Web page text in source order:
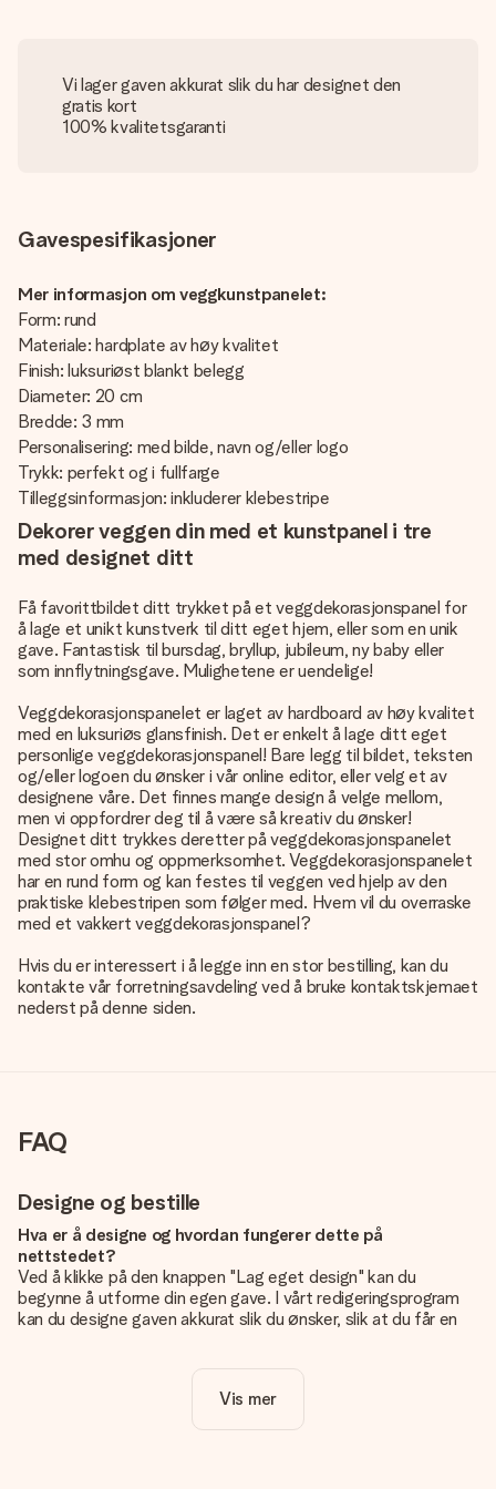
Vi lager gaven akkurat slik du har designet den
gratis kort
100% kvalitetsgaranti
Gavespesifikasjoner
Mer informasjon om veggkunstpanelet:
Form: rund
Materiale: hardplate av høy kvalitet
Finish: luksuriøst blankt belegg
Diameter: 20 cm
Bredde: 3 mm
Personalisering: med bilde, navn og/eller logo
Trykk: perfekt og i fullfarge
Tilleggsinformasjon: inkluderer klebestripe
Dekorer veggen din med et kunstpanel i tre
med designet ditt
Få favorittbildet ditt trykket på et veggdekorasjonspanel for
å lage et unikt kunstverk til ditt eget hjem, eller som en unik
gave. Fantastisk til bursdag, bryllup, jubileum, ny baby eller
som innflytningsgave. Mulighetene er uendelige!
Veggdekorasjonspanelet er laget av hardboard av høy kvalitet
med en luksuriøs glansfinish. Det er enkelt å lage ditt eget
personlige veggdekorasjonspanel! Bare legg til bildet, teksten
og/eller logoen du ønsker i vår online editor, eller velg et av
designene våre. Det finnes mange design å velge mellom,
men vi oppfordrer deg til å være så kreativ du ønsker!
Designet ditt trykkes deretter på veggdekorasjonspanelet
med stor omhu og oppmerksomhet. Veggdekorasjonspanelet
har en rund form og kan festes til veggen ved hjelp av den
praktiske klebestripen som følger med. Hvem vil du overraske
med et vakkert veggdekorasjonspanel?
Hvis du er interessert i å legge inn en stor bestilling, kan du
kontakte vår forretningsavdeling ved å bruke kontaktskjemaet
nederst på denne siden.
FAQ
Designe og bestille
Hva er å designe og hvordan fungerer dette på
nettstedet?
Ved å klikke på den knappen "Lag eget design" kan du
begynne å utforme din egen gave. I vårt redigeringsprogram
kan du designe gaven akkurat slik du ønsker, slik at du får en
å gjøre gaven din helt unik.
Er eget design inkludert i prisen?
Vis mer